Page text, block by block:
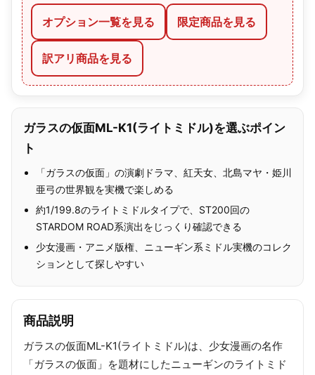
オプション一覧を見る 限定商品を見る
訳アリ商品を見る
ガラスの仮面ML-K1(ライトミドル)を選ぶポイン
ト
「ガラスの仮面」の演劇ドラマ、紅天女、北島マヤ・姫川
亜弓の世界観を実機で楽しめる
約1/199.8のライトミドルタイプで、ST200回の
STARDOM ROAD系演出をじっくり確認できる
少女漫画・アニメ版権、ニューギン系ミドル実機のコレク
ションとして探しやすい
商品説明
ガラスの仮面ML-K1(ライトミドル)は、少女漫画の名作
「ガラスの仮面」を題材にしたニューギンのライトミド